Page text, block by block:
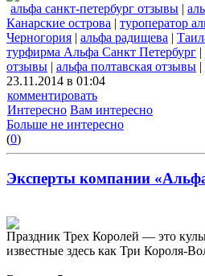
альфа санкт-петербург отзывы |
Канарские острова | туроператор
Черногория | альфа радищева |
турфирма Альфа Санкт Петербург |
отзывы | альфа полтавская отзывы |
23.11.2014 в 01:04
комментировать
Интересно Вам интересно
Больше не интересно
(0)
Эксперты компании
Праздник Трех Королей — это
известные здесь как Три Короля-